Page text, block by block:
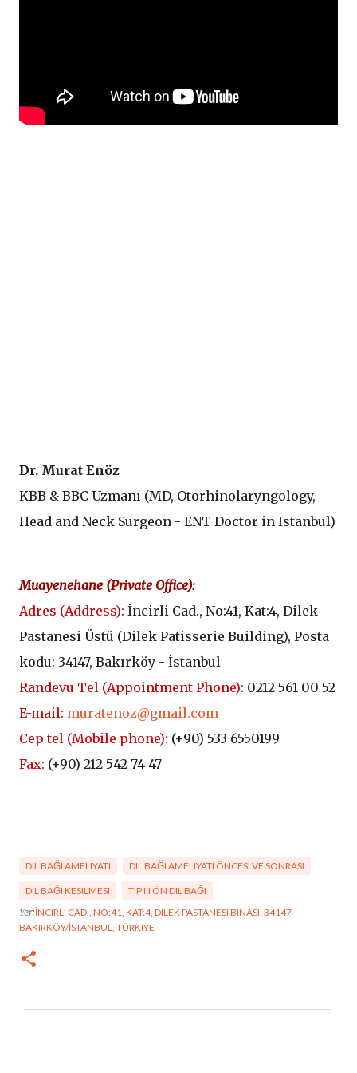
Dr. Murat Enöz
KBB & BBC Uzmanı (MD, Otorhinolaryngology,
Head and Neck Surgeon - ENT Doctor in Istanbul)
Muayenehane (Private Office):
Adres (Address): İncirli Cad., No:41, Kat:4, Dilek
Pastanesi Üstü (Dilek Patisserie Building), Posta
kodu: 34147, Bakırköy - İstanbul
Randevu Tel (Appointment Phone): 0212 561 00 52
E-mail: muratenoz@gmail.com
Cep tel (Mobile phone): (+90) 533 6550199
Fax: (+90) 212 542 74 47
DIL BAĞI AMELIYATI DIL BAĞI AMELIYATI ÖNCESI VE SONRASI
DIL BAĞI KESILMESI
TIP III ÖN DIL BAĞI
Yer:​​​İNCIRLI CAD., NO:41, KAT:4, ​DILEK PASTANESI BINASI, 34147
BAKIRKÖY/İSTANBUL, TÜRKIYE